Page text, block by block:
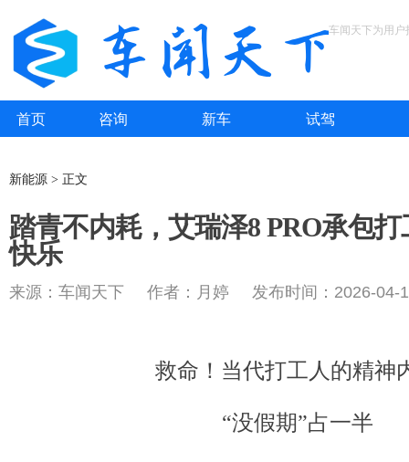
车闻天下为用户
首页 咨询 新车 试驾
新能源 > 正文
踏青不内耗，艾瑞泽8 PRO承包
快乐
来源：车闻天下 作者：月婷 发布时间：2026-04-
救命！当代打工人的精神
“没假期”占一半